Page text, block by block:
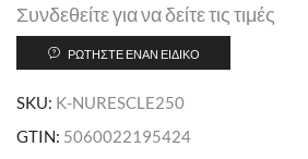
Συνδεθείτε για να δείτε τις τιμές
ΡΩΤΉΣΤΕ ΈΝΑΝ ΕΙΔΙΚΌ
SKU: K-NURESCLE250
GTIN: 5060022195424